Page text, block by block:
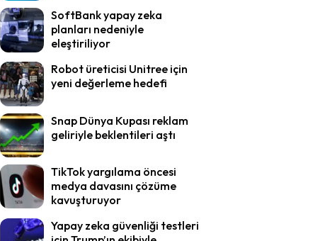
SoftBank yapay zeka
planları nedeniyle
eleştiriliyor
Robot üreticisi Unitree için
yeni değerleme hedefi
Snap Dünya Kupası reklam
geliriyle beklentileri aştı
TikTok yargılama öncesi
medya davasını çözüme
kavuşturuyor
Yapay zeka güvenliği testleri